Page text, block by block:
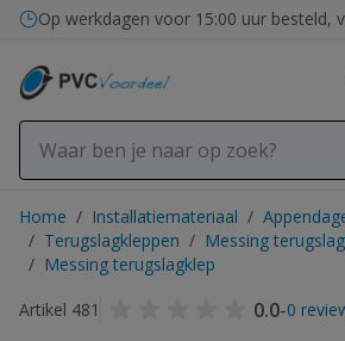
Ga naar de inhoud
Op werkdagen voor 15:00 uur besteld,
Home / Installatiemateriaal /
/ Terugslagkleppen / Messing
/ Messing terugslagklep
Artikel 481
0.0-0